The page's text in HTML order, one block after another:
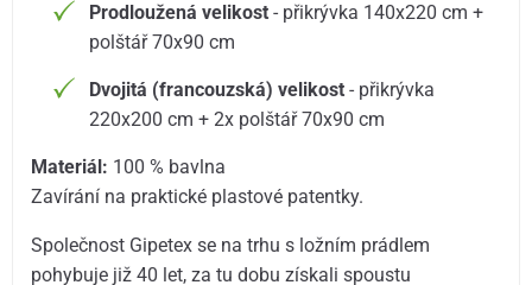
Prodloužená velikost - přikrývka 140x220 cm +
polštář 70x90 cm
Dvojitá (francouzská) velikost - přikrývka
220x200 cm + 2x polštář 70x90 cm
Materiál: 100 % bavlna
Zavírání na praktické plastové patentky.
Společnost Gipetex se na trhu s ložním prádlem
pohybuje již 40 let, za tu dobu získali spoustu